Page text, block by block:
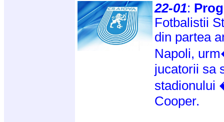
22-01:
Fotbalistii
din partea
Napoli,
jucatorii sa
stadionului
Cooper.